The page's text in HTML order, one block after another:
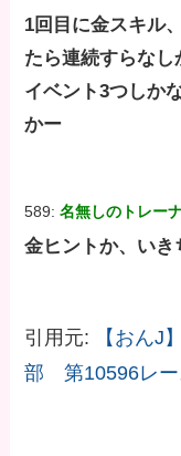
1回目に金スキル
たら連続すらなし
イベント3つしか
かー
589:名無しのトレー
金ヒントか、いき
引用元:
【おん
部 第10596レー